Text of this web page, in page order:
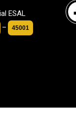
ESAL
– 45001